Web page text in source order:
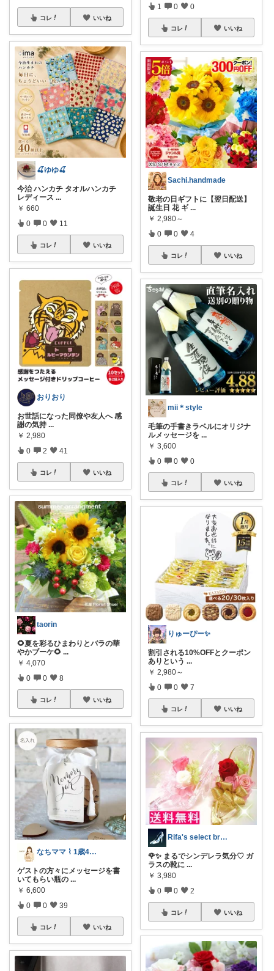
コレ いいね
🍒ゆゆ🍒
今治 ハンカチ タオルハンカチ
レディース ...
￥ 660
0 0 11
コレ いいね
おりおり
お世話になった同僚や友人へ 感
謝の気持 ...
￥ 2,980
0 2 41
コレ いいね
taorin
🌻夏を彩るひまわりとバラの華
やかブーケ🌻 ...
￥ 4,070
0 0 8
コレ いいね
なちママ ⌇ 1歳4歳ママ
ゲストの方々にメッセージを書
いてもらい瓶の ...
￥ 6,600
0 0 39
コレ いいね
1 0 0
コレ いいね
Sachi.handmade
敬老の日ギフトに【翌日配送】
誕生日 花 ギ ...
￥ 2,980～
0 0 4
コレ いいね
mii＊style
毛筆の手書きラベルにオリジナ
ルメッセージを ...
￥ 3,600
0 0 0
コレ いいね
りゅーぴー✨
割引される10%OFFとクーポン
ありという ...
￥ 2,980～
0 0 7
コレ いいね
Rifa's select branch
🌹✨ まるでシンデレラ気分♡ ガ
ラスの靴に ...
￥ 3,980
0 0 2
コレ いいね